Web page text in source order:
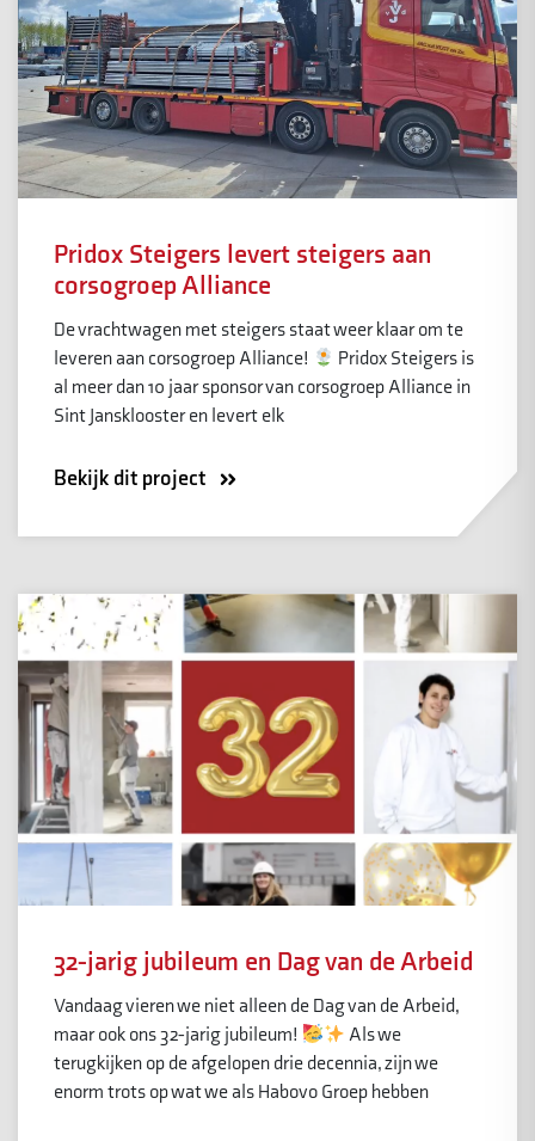
Pridox Steigers levert steigers aan
corsogroep Alliance
De vrachtwagen met steigers staat weer klaar om te
leveren aan corsogroep Alliance!
Pridox Steigers is
al meer dan 10 jaar sponsor van corsogroep Alliance in
Sint Jansklooster en levert elk
Bekijk dit project
32-jarig jubileum en Dag van de Arbeid
Vandaag vieren we niet alleen de Dag van de Arbeid,
maar ook ons 32-jarig jubileum!
Als we
terugkijken op de afgelopen drie decennia, zijn we
enorm trots op wat we als Habovo Groep hebben